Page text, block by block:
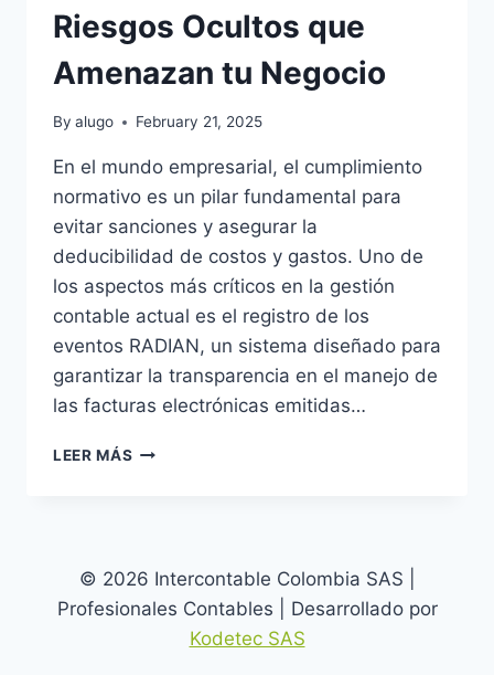
Riesgos Ocultos que
Amenazan tu Negocio
By alugo February 21, 2025
En el mundo empresarial, el cumplimiento
normativo es un pilar fundamental para
evitar sanciones y asegurar la
deducibilidad de costos y gastos. Uno de
los aspectos más críticos en la gestión
contable actual es el registro de los
eventos RADIAN, un sistema diseñado para
garantizar la transparencia en el manejo de
las facturas electrónicas emitidas…
LEER MÁS EVENTOS
AMENAZAN
TU
NEGOCIO
© 2026 Intercontable Colombia SAS |
Profesionales Contables | Desarrollado por
Kodetec SAS